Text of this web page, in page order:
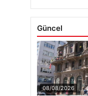
Güncel
08/08/2026